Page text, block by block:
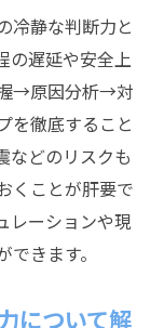
冷静な判断力と
の遅延や安全上
→原因分析→対
を徹底すること
などのリスクも
くことが肝要で
レーションや現
きます。
について解